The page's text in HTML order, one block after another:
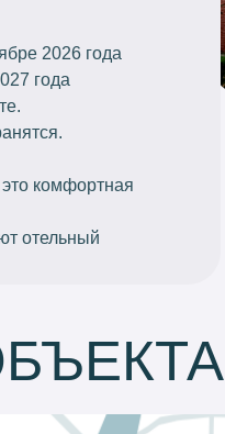
2026 года
года
комфортная
отельный